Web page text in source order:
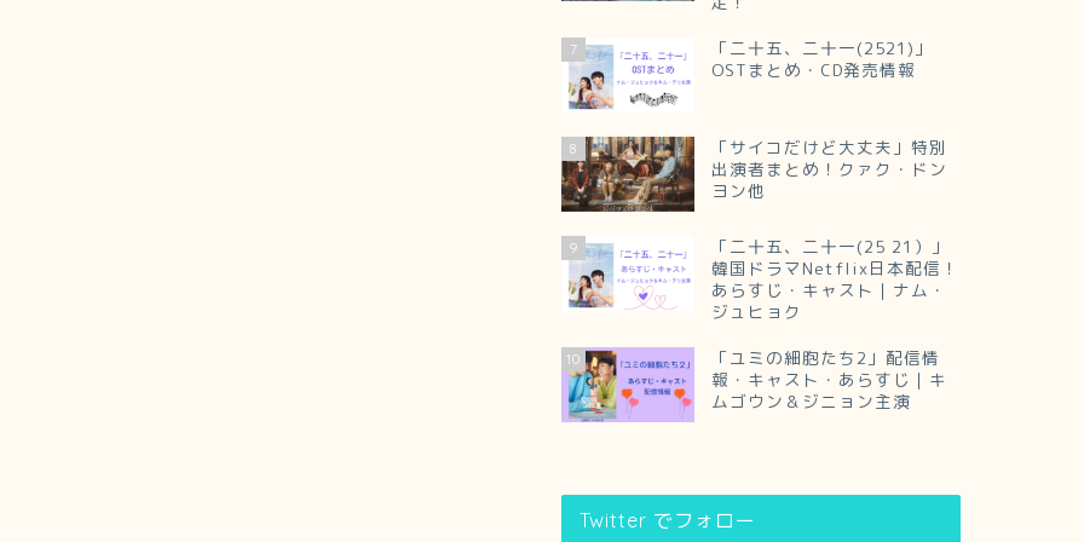
7
「二十五、二十一(2521)」
OSTまとめ・CD発売情報
8
「サイコだけど大丈夫」特別
出演者まとめ！クァク・ドン
ヨン他
9
「二十五、二十一(25 21）」
韓国ドラマNetflix日本配信！
あらすじ・キャスト｜ナム・
ジュヒョク
10
「ユミの細胞たち2」配信情
報・キャスト・あらすじ｜キ
ムゴウン＆ジニョン主演
Twitter でフォロー